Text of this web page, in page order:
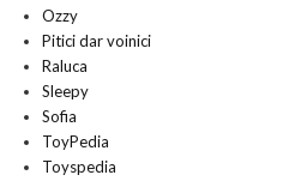
Ozzy
Pitici dar voinici
Raluca
Sleepy
Sofia
ToyPedia
Toyspedia